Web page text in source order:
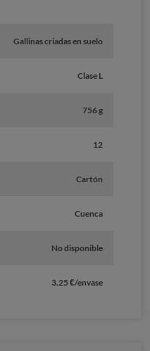
Gallinas criadas en suelo
Clase L
756 g
12
Cartón
Cuenca
No disponible
3.25 €/envase